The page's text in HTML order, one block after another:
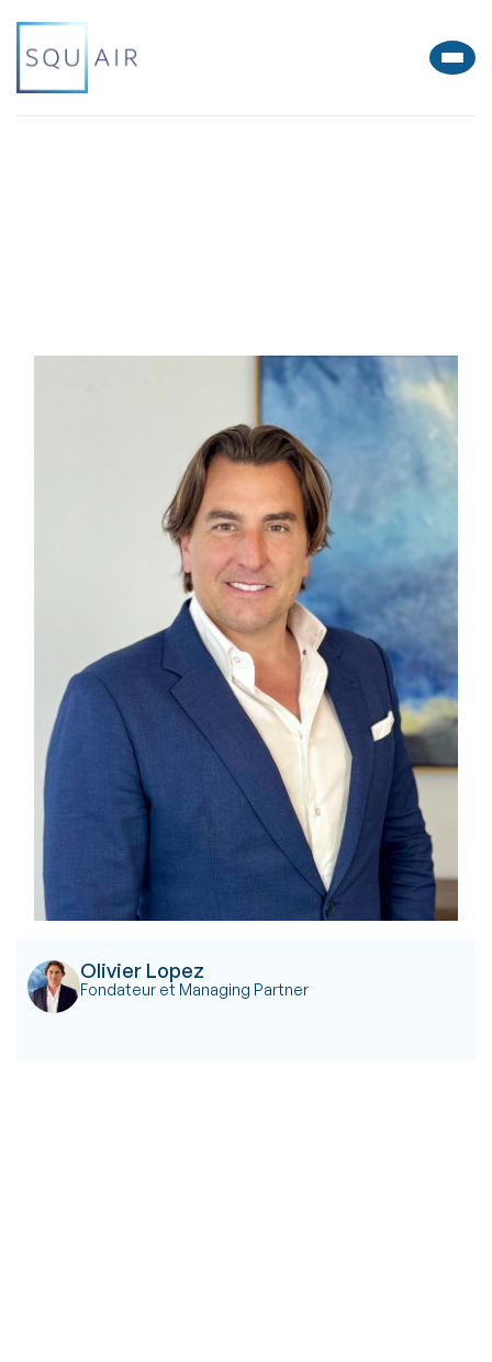
Olivier Lopez
Fondateur et Managing Partner